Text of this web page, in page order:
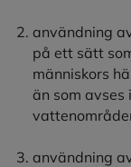
användning
på ett sätt
människors
än som avses
användning